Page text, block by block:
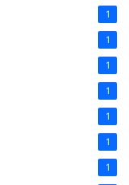
1
1
1
1
1
1
1